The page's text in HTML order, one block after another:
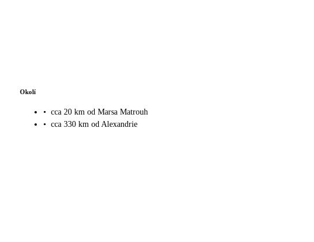
Okolí
• cca 20 km od Marsa Matrouh
• cca 330 km od Alexandrie